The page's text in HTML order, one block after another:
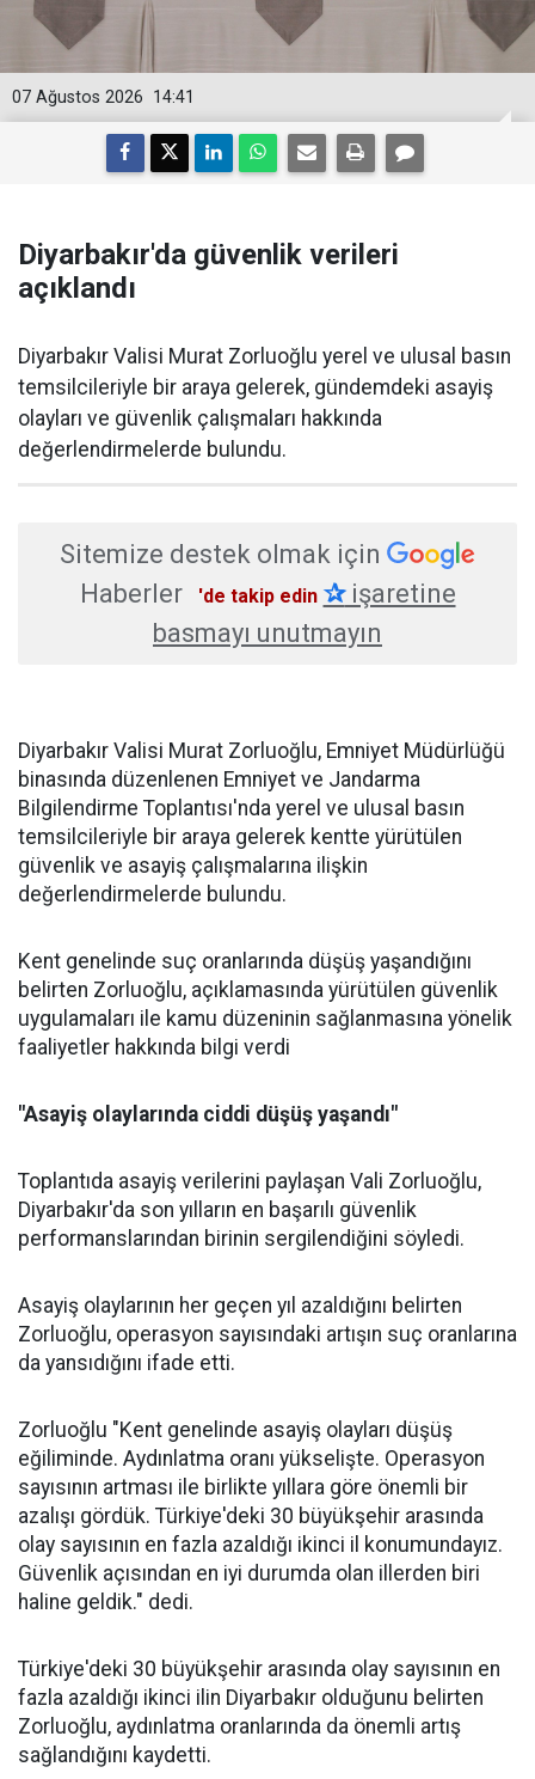
14:41
07 Ağustos 2026
Diyarbakır'da güvenlik verileri
açıklandı
Diyarbakır Valisi Murat Zorluoğlu yerel ve ulusal basın
temsilcileriyle bir araya gelerek, gündemdeki asayiş
olayları ve güvenlik çalışmaları hakkında
değerlendirmelerde bulundu.
Sitemize destek olmak için
Haberler
'de takip edin ✰işaretine
basmayı unutmayın
Diyarbakır Valisi Murat Zorluoğlu, Emniyet Müdürlüğü
binasında düzenlenen Emniyet ve Jandarma
Bilgilendirme Toplantısı'nda yerel ve ulusal basın
temsilcileriyle bir araya gelerek kentte yürütülen
güvenlik ve asayiş çalışmalarına ilişkin
değerlendirmelerde bulundu.
Kent genelinde suç oranlarında düşüş yaşandığını
belirten Zorluoğlu, açıklamasında yürütülen güvenlik
uygulamaları ile kamu düzeninin sağlanmasına yönelik
faaliyetler hakkında bilgi verdi
"Asayiş olaylarında ciddi düşüş yaşandı"
Toplantıda asayiş verilerini paylaşan Vali Zorluoğlu,
Diyarbakır'da son yılların en başarılı güvenlik
performanslarından birinin sergilendiğini söyledi.
Asayiş olaylarının her geçen yıl azaldığını belirten
Zorluoğlu, operasyon sayısındaki artışın suç oranlarına
da yansıdığını ifade etti.
Zorluoğlu "Kent genelinde asayiş olayları düşüş
eğiliminde. Aydınlatma oranı yükselişte. Operasyon
sayısının artması ile birlikte yıllara göre önemli bir
azalışı gördük. Türkiye'deki 30 büyükşehir arasında
olay sayısının en fazla azaldığı ikinci il konumundayız.
Güvenlik açısından en iyi durumda olan illerden biri
haline geldik." dedi.
Türkiye'deki 30 büyükşehir arasında olay sayısının en
fazla azaldığı ikinci ilin Diyarbakır olduğunu belirten
Zorluoğlu, aydınlatma oranlarında da önemli artış
sağlandığını kaydetti.